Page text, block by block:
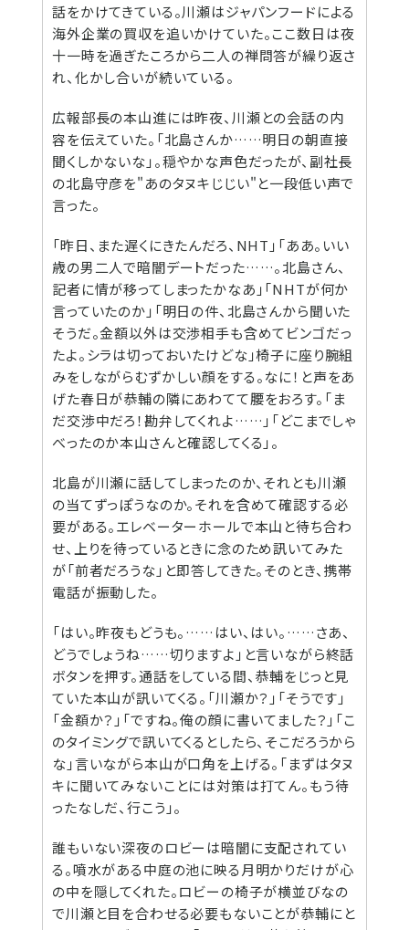
話をかけてきている。川瀬はジャパンフードによる
海外企業の買収を追いかけていた。ここ数日は夜
十一時を過ぎたころから二人の禅問答が繰り返さ
れ、化かし合いが続いている。
広報部長の本山進には昨夜、川瀬との会話の内
容を伝えていた。「北島さんか……明日の朝直接
聞くしかないな」。穏やかな声色だったが、副社長
の北島守彦を"あのタヌキじじい"と一段低い声で
言った。
「昨日、また遅くにきたんだろ、NHT」「ああ。いい
歳の男二人で暗闇デートだった……。北島さん、
記者に情が移ってしまったかなあ」「NHTが何か
言っていたのか」「明日の件、北島さんから聞いた
そうだ。金額以外は交渉相手も含めてビンゴだっ
たよ。シラは切っておいたけどな」椅子に座り腕組
みをしながらむずかしい顔をする。なに！と声をあ
げた春日が恭輔の隣にあわてて腰をおろす。「ま
だ交渉中だろ！勘弁してくれよ……」「どこまでしゃ
べったのか本山さんと確認してくる」。
北島が川瀬に話してしまったのか、それとも川瀬
の当てずっぽうなのか。それを含めて確認する必
要がある。エレベーターホールで本山と待ち合わ
せ、上りを待っているときに念のため訊いてみた
が「前者だろうな」と即答してきた。そのとき、携帯
電話が振動した。
「はい。昨夜もどうも。……はい、はい。……さあ、
どうでしょうね……切りますよ」と言いながら終話
ボタンを押す。通話をしている間、恭輔をじっと見
ていた本山が訊いてくる。「川瀬か？」「そうです」
「金額か？」「ですね。俺の顔に書いてました？」「こ
のタイミングで訊いてくるとしたら、そこだろうから
な」言いながら本山が口角を上げる。「まずはタヌ
キに聞いてみないことには対策は打てん。もう待
ったなしだ、行こう」。
誰もいない深夜のロビーは暗闇に支配されてい
る。噴水がある中庭の池に映る月明かりだけが心
の中を隠してくれた。ロビーの椅子が横並びなの
で川瀬と目を合わせる必要もないことが恭輔にと